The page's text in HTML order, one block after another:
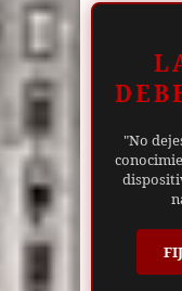
"No